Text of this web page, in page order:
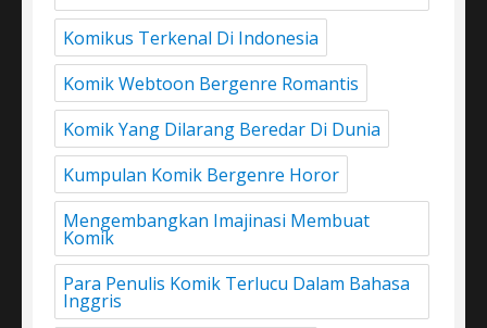
Komikus Terkenal Di Indonesia
Komik Webtoon Bergenre Romantis
Komik Yang Dilarang Beredar Di Dunia
Kumpulan Komik Bergenre Horor
Mengembangkan Imajinasi Membuat
Komik
Para Penulis Komik Terlucu Dalam Bahasa
Inggris